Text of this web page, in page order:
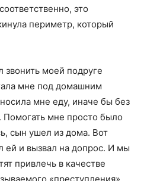
это
периметр, который
звонить моей подруге
мне под домашним
мне еду, иначе бы без
мне просто было
сын ушел из дома. Вот
ей и вызвал на допрос. И мы
привлечь в качестве